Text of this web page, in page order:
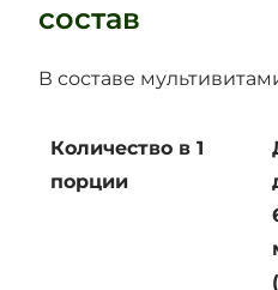
состав
В составе
Количество в 1
порции